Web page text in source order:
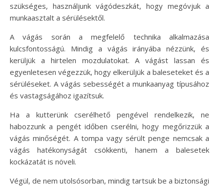
szükséges, használjunk vágódeszkát, hogy megóvjuk a
munkaasztalt a sérülésektől.
A vágás során a megfelelő technika alkalmazása
kulcsfontosságú. Mindig a vágás irányába nézzünk, és
kerüljük a hirtelen mozdulatokat. A vágást lassan és
egyenletesen végezzük, hogy elkerüljük a baleseteket és a
sérüléseket. A vágás sebességét a munkaanyag típusához
és vastagságához igazítsuk.
Ha a kutterünk cserélhető pengével rendelkezik, ne
habozzunk a pengét időben cserélni, hogy megőrizzük a
vágás minőségét. A tompa vagy sérült penge nemcsak a
vágás hatékonyságát csökkenti, hanem a balesetek
kockázatát is növeli.
Végül, de nem utolsósorban, mindig tartsuk be a biztonsági